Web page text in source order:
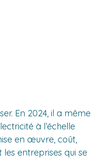
En 2024, il a même
à l’échelle
en œuvre, coût,
les entreprises qui se